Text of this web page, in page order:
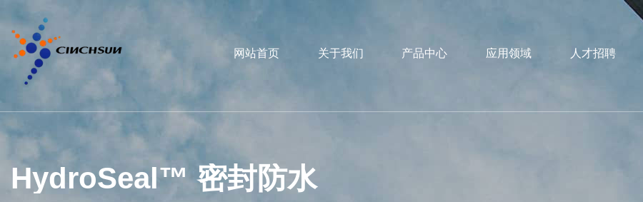
网站首页 关于我们 产品中心 应用领域 人才招聘
HydroSeal™ 密封防水